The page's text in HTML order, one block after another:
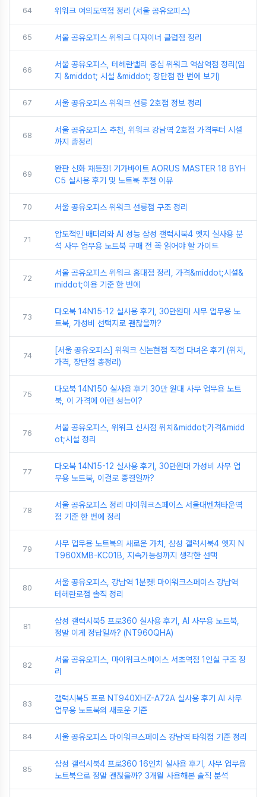
64 위워크 여의도역점 정리 (서울 공유오피스)
65 서울 공유오피스 위워크 디자이너 클럽점 정리
66
서울 공유오피스, 테헤란밸리 중심 위워크 역삼역점 정리(입
지 &middot; 시설 &middot; 장단점 한 번에 보기)
67 서울 공유오피스 위워크 선릉 2호점 정보 정리
68
서울 공유오피스 추천, 위워크 강남역 2호점 가격부터 시설
까지 총정리
69
완판 신화 재등장! 기가바이트 AORUS MASTER 18 BYH
C5 실사용 후기 및 노트북 추천 이유
70 서울 공유오피스 위워크 선릉점 구조 정리
71
압도적인 배터리와 AI 성능 삼성 갤럭시북4 엣지 실사용 분
석 사무 업무용 노트북 구매 전 꼭 읽어야 할 가이드
72
서울 공유오피스 위워크 홍대점 정리, 가격&middot;시설&
middot;이용 기준 한 번에
73
다오북 14N15-12 실사용 후기, 30만원대 사무 업무용 노
트북, 가성비 선택지로 괜찮을까?
74
[서울 공유오피스] 위워크 신논현점 직접 다녀온 후기 (위치,
가격, 장단점 총정리)
75
다오북 14N150 실사용 후기 30만 원대 사무 업무용 노트
북, 이 가격에 이런 성능이?
76
서울 공유오피스, 위워크 신사점 위치&middot;가격&midd
ot;시설 정리
77
다오북 14N15-12 실사용 후기, 30만원대 가성비 사무 업
무용 노트북, 이걸로 종결일까?
78
서울 공유오피스 정리 마이워크스페이스 서울대벤처타운역
점 기준 한 번에 정리
79
사무 업무용 노트북의 새로운 가치, 삼성 갤럭시북4 엣지 N
T960XMB-KC01B, 지속가능성까지 생각한 선택
80
서울 공유오피스, 강남역 1분컷! 마이워크스페이스 강남역
테헤란로점 솔직 정리
81
삼성 갤럭시북5 프로360 실사용 후기, AI 사무용 노트북,
정말 이게 정답일까? (NT960QHA)
82
서울 공유오피스, 마이워크스페이스 서초역점 1인실 구조 정
리
83
갤럭시북5 프로 NT940XHZ-A72A 실사용 후기 AI 사무
업무용 노트북의 새로운 기준
84 서울 공유오피스 마이워크스페이스 강남역 타워점 기준 정리
85
삼성 갤럭시북4 프로360 16인치 실사용 후기, 사무 업무용
노트북으로 정말 괜찮을까? 3개월 사용해본 솔직 분석